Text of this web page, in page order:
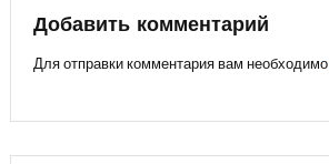
записям
Добавить комментарий
Для отправки комментария вам необходимо